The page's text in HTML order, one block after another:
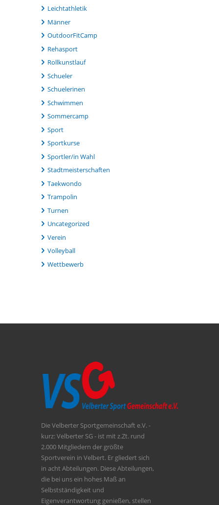
Leichtathletik
Männer
OutdoorFitCamp
Rehasport
Rollkunstlauf
Schueler
Schuelerinen
Schwimmen
Sommercamp
Sport
Sportkurse
Sportler/in Wahl
Stadtmeisterschaften
Taekwondo
Trampolin
Turnen
Uncategorized
Verein
Volleyball
Wettbewerb
Die Velberter Sportgemeinschaft e.V. -
kurz: Velberter SG - ist mit z.Zt. rund
2.000 Mitgliedern der größte
Sportverein in Velbert. Er gliedert sich
in acht Abteilungen. Diese Abteilungen,
die bei uns ein hohes Maß an
Selbstständigkeit und
Eigenverantwortung genießen, stellen